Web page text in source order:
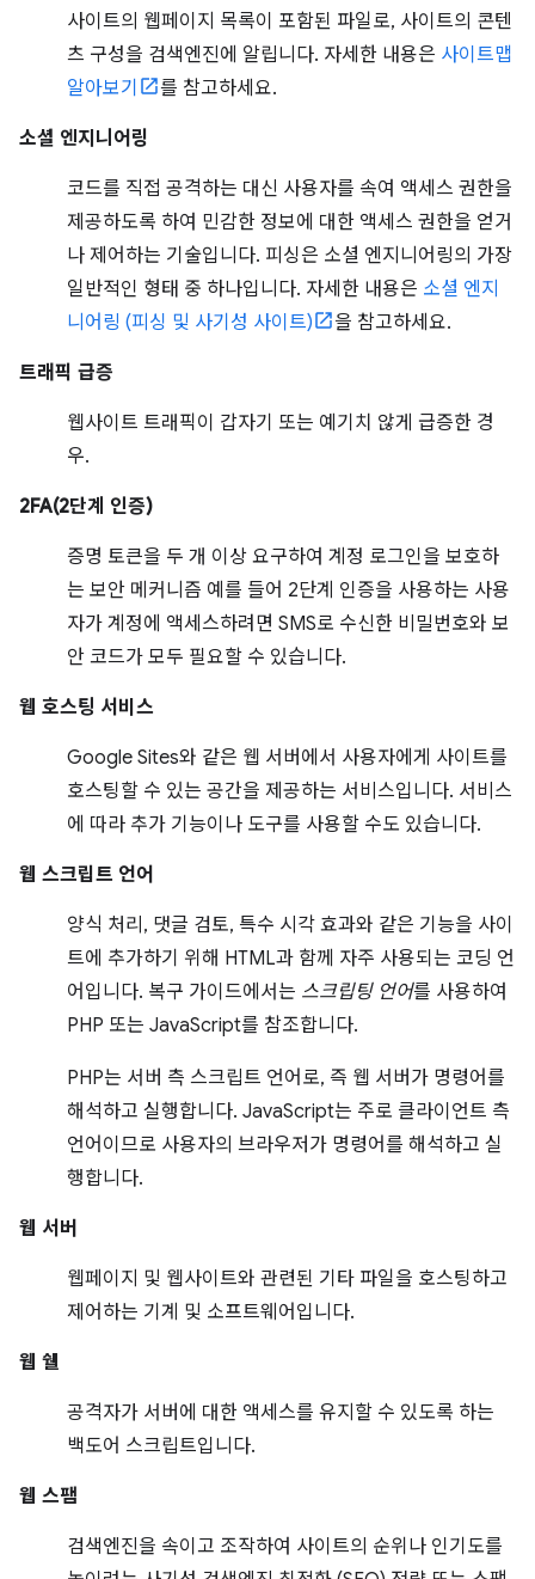
사이트의 웹페이지 목록이 포함된 파일로, 사이트의 콘텐
츠 구성을 검색엔진에 알립니다. 자세한 내용은 사이트맵
알아보기
를 참고하세요.
소셜 엔지니어링
코드를 직접 공격하는 대신 사용자를 속여 액세스 권한을
제공하도록 하여 민감한 정보에 대한 액세스 권한을 얻거
나 제어하는 기술입니다. 피싱은 소셜 엔지니어링의 가장
일반적인 형태 중 하나입니다. 자세한 내용은 소셜 엔지
니어링 (피싱 및 사기성 사이트)
을 참고하세요.
트래픽 급증
웹사이트 트래픽이 갑자기 또는 예기치 않게 급증한 경
우.
2FA(2단계 인증)
증명 토큰을 두 개 이상 요구하여 계정 로그인을 보호하
는 보안 메커니즘 예를 들어 2단계 인증을 사용하는 사용
자가 계정에 액세스하려면 SMS로 수신한 비밀번호와 보
안 코드가 모두 필요할 수 있습니다.
웹 호스팅 서비스
Google Sites와 같은 웹 서버에서 사용자에게 사이트를
호스팅할 수 있는 공간을 제공하는 서비스입니다. 서비스
에 따라 추가 기능이나 도구를 사용할 수도 있습니다.
웹 스크립트 언어
양식 처리, 댓글 검토, 특수 시각 효과와 같은 기능을 사이
트에 추가하기 위해 HTML과 함께 자주 사용되는 코딩 언
어입니다. 복구 가이드에서는 스크립팅 언어를 사용하여
PHP 또는 JavaScript를 참조합니다.
PHP는 서버 측 스크립트 언어로, 즉 웹 서버가 명령어를
해석하고 실행합니다. JavaScript는 주로 클라이언트 측
언어이므로 사용자의 브라우저가 명령어를 해석하고 실
행합니다.
웹 서버
웹페이지 및 웹사이트와 관련된 기타 파일을 호스팅하고
제어하는 기계 및 소프트웨어입니다.
웹 쉘
공격자가 서버에 대한 액세스를 유지할 수 있도록 하는
백도어 스크립트입니다.
웹 스팸
검색엔진을 속이고 조작하여 사이트의 순위나 인기도를